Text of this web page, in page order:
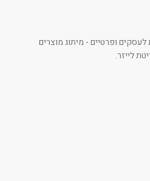
ופרטיים - מיתוג מוצרים
לייזר.